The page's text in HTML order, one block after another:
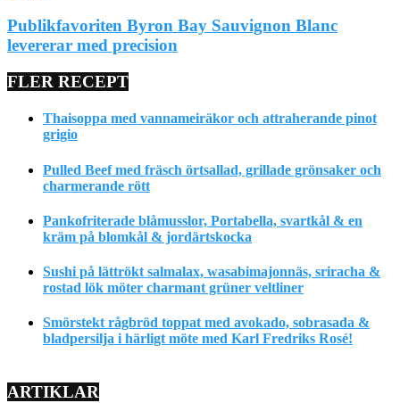
Publikfavoriten Byron Bay Sauvignon Blanc
levererar med precision
FLER RECEPT
Thaisoppa med vannameiräkor och attraherande pinot
grigio
Pulled Beef med fräsch örtsallad, grillade grönsaker och
charmerande rött
Pankofriterade blåmusslor, Portabella, svartkål & en
kräm på blomkål & jordärtskocka
Sushi på lättrökt salmalax, wasabimajonnäs, sriracha &
rostad lök möter charmant grüner veltliner
Smörstekt rågbröd toppat med avokado, sobrasada &
bladpersilja i härligt möte med Karl Fredriks Rosé!
ARTIKLAR